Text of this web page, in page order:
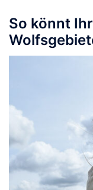
So könnt